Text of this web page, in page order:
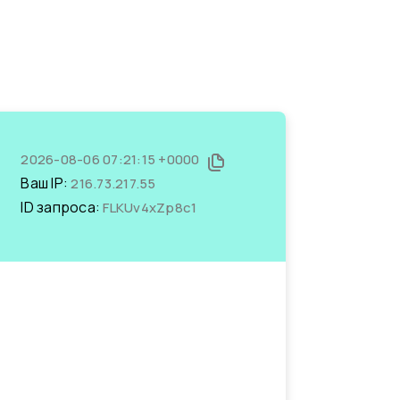
2026-08-06 07:21:15 +0000
Ваш IP:216.73.217.55
ID запроса:FLKUv4xZp8c1